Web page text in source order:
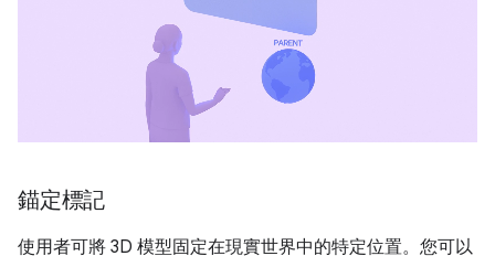
錨定標記
使用者可將 3D 模型固定在現實世界中的特定位置。您可以